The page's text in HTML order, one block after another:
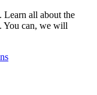
Learn all about the
You can, we will